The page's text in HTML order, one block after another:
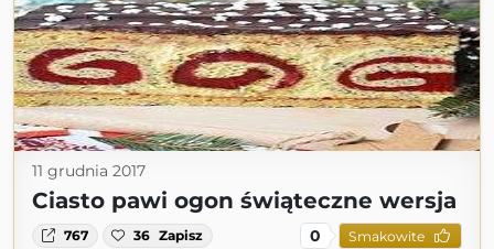
11 grudnia 2017
Ciasto pawi ogon świąteczne wersja
767 36 Zapisz 0 Smakowite